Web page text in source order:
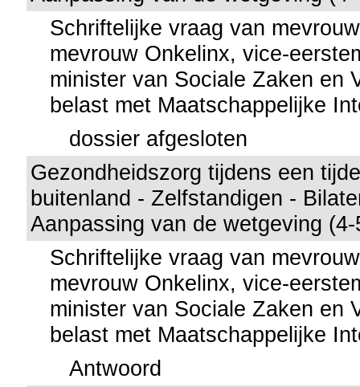
Schriftelijke vraag van
mevrouw Onkelinx, vice-
minister van Sociale Zaken en
belast met Maatschappelijke
dossier afgesloten
Gezondheidszorg tijdens een
buitenland - Zelfstandigen -
Aanpassing van de wetgeving
Schriftelijke vraag van
mevrouw Onkelinx, vice-
minister van Sociale Zaken en
belast met Maatschappelijke
Antwoord